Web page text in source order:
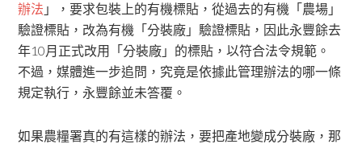
辦法 」，要求包裝上的有機標貼，從過去的有機「農場」
驗證標貼，改為有機「分裝廠」驗證標貼，因此永豐餘去
年10月正式改用「分裝廠」的標貼，以符合法令規範。
不過，媒體進一步追問，究竟是依據此管理辦法的哪一條
規定執行，永豐餘並未答覆。
如果農糧署真的有這樣的辦法，要把產地變成分裝廠，那